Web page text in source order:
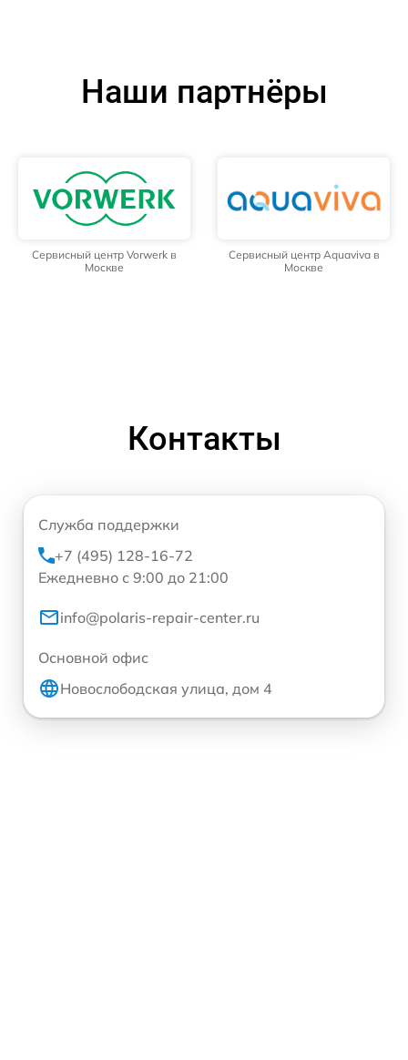
Наши партнёры
Сервисный центр Vorwerk в
Москве
Сервисный центр Aquaviva в
Москве
Контакты
Служба поддержки
+7 (495) 128-16-72
Ежедневно с 9:00 до 21:00
info@polaris-repair-center.ru
Основной офис
Новослободская улица, дом 4